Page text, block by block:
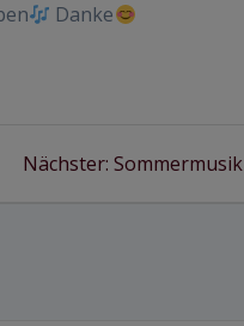
Danke
Nächster: Nächster